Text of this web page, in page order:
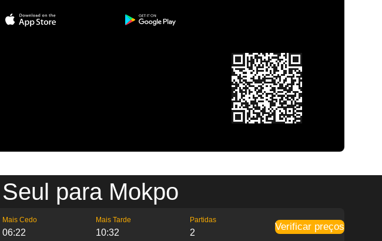
para Mokpo
Mais Cedo
06:22
Mais Tarde
10:32
Partidas
2
Verificar preços